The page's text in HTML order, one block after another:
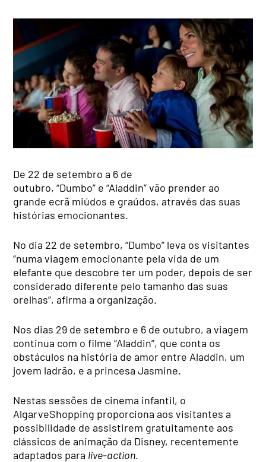
De 22 de setembro a 6 de
outubro, “Dumbo” e “Aladdin” vão prender ao
grande ecrã miúdos e graúdos, através das suas
histórias emocionantes.
No dia 22 de setembro, “Dumbo” leva os visitantes
“numa viagem emocionante pela vida de um
elefante que descobre ter um poder, depois de ser
considerado diferente pelo tamanho das suas
orelhas”, afirma a organização.
Nos dias 29 de setembro e 6 de outubro, a viagem
continua com o filme “Aladdin”, que conta os
obstáculos na história de amor entre Aladdin, um
jovem ladrão, e a princesa Jasmine.
Nestas sessões de cinema infantil, o
AlgarveShopping proporciona aos visitantes a
possibilidade de assistirem gratuitamente aos
clássicos de animação da Disney, recentemente
adaptados para live-action.